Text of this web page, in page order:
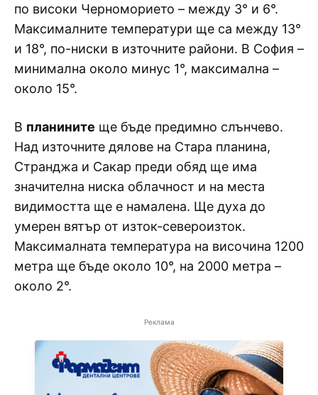
по високи Черноморието – между 3° и 6°.
Максималните температури ще са между 13°
и 18°, по-ниски в източните райони. В София –
минимална около минус 1°, максимална –
около 15°.
В планините ще бъде предимно слънчево.
Над източните дялове на Стара планина,
Странджа и Сакар преди обяд ще има
значителна ниска облачност и на места
видимостта ще е намалена. Ще духа до
умерен вятър от изток-североизток.
Максималната температура на височина 1200
метра ще бъде около 10°, на 2000 метра –
около 2°.
Реклама